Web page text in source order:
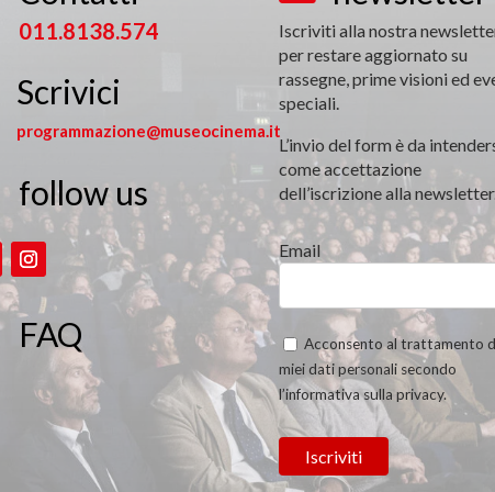
011.8138.574
Scrivici
programmazione@museocinema.it
follow us
FAQ
Iscriviti alla nostra
per restare aggiornato su
rassegne, prime visioni ed
speciali.
L’invio del form è da
come accettazione
dell’iscrizione alla newsletter.
Email
Acconsento al trattamento
miei dati personali secondo
l’informativa sulla privacy.